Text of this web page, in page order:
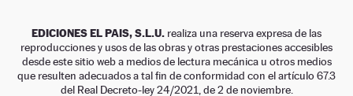
EDICIONES EL PAIS, S.L.U. realiza una reserva expresa de las
reproducciones y usos de las obras y otras prestaciones accesibles
desde este sitio web a medios de lectura mecánica u otros medios
que resulten adecuados a tal fin de conformidad con el artículo 67.3
del Real Decreto-ley 24/2021, de 2 de noviembre.